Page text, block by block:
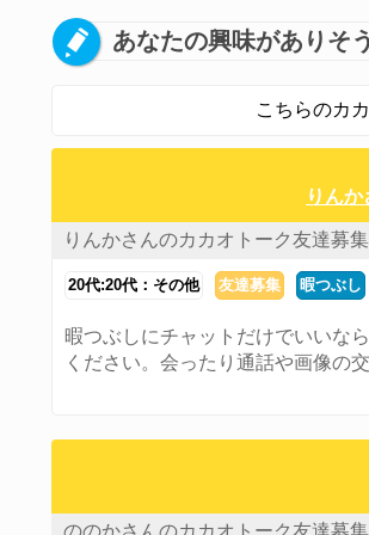
あなたの興味がありそ
こちらのカ
りん
りんかさんのカカオトーク友達募集
20代:20代：その他 友達募集 暇つぶし
暇つぶしにチャットだけでいいな
ください。会ったり通話や画像の
ののかさんのカカオトーク友達募集